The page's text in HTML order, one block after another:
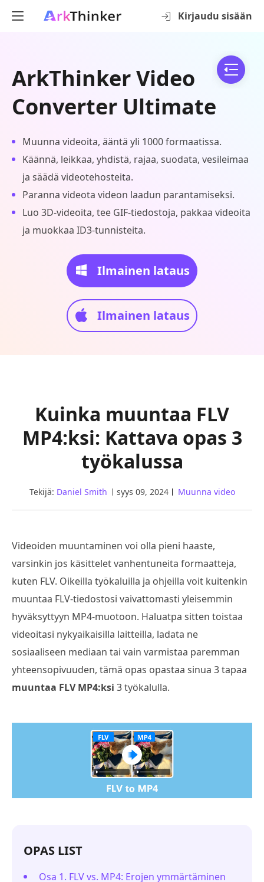
Kirjaudu sisään
ArkThinker Video
Converter Ultimate
Muunna videoita, ääntä yli 1000 formaatissa.
Käännä, leikkaa, yhdistä, rajaa, suodata, vesileimaa
ja säädä videotehosteita.
Paranna videota videon laadun parantamiseksi.
Luo 3D-videoita, tee GIF-tiedostoja, pakkaa videoita
ja muokkaa ID3-tunnisteita.
Ilmainen lataus
Ilmainen lataus
Kuinka muuntaa FLV
MP4:ksi: Kattava opas 3
työkalussa
Tekijä: Daniel Smith syys 09, 2024 Muunna video
Videoiden muuntaminen voi olla pieni haaste,
varsinkin jos käsittelet vanhentuneita formaatteja,
kuten FLV. Oikeilla työkaluilla ja ohjeilla voit kuitenkin
muuntaa FLV-tiedostosi vaivattomasti yleisemmin
hyväksyttyyn MP4-muotoon. Haluatpa sitten toistaa
videoitasi nykyaikaisilla laitteilla, ladata ne
sosiaaliseen mediaan tai vain varmistaa paremman
yhteensopivuuden, tämä opas opastaa sinua 3 tapaa
muuntaa FLV MP4:ksi 3 työkalulla.
OPAS LIST
Osa 1. FLV vs. MP4: Erojen ymmärtäminen